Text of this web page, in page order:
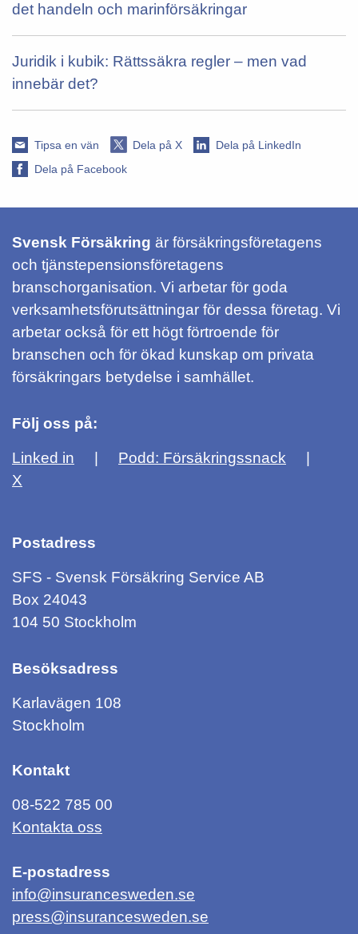
det handeln och marinförsäkringar
Juridik i kubik: Rättssäkra regler – men vad
innebär det?
Tipsa en vän Dela på X
Dela på LinkedIn
Dela på Facebook
Svensk Försäkring är försäkringsföretagens
och tjänstepensionsföretagens
branschorganisation. Vi arbetar för goda
verksamhetsförutsättningar för dessa företag. Vi
arbetar också för ett högt förtroende för
branschen och för ökad kunskap om privata
försäkringars betydelse i samhället.
Följ oss på:
Linked in
Podd: Försäkringssnack
X
Postadress
SFS - Svensk Försäkring Service AB
Box 24043
104 50 Stockholm
Besöksadress
Karlavägen 108
Stockholm
Kontakt
08-522 785 00
Kontakta oss
E-postadress
info@insurancesweden.se
press@insurancesweden.se